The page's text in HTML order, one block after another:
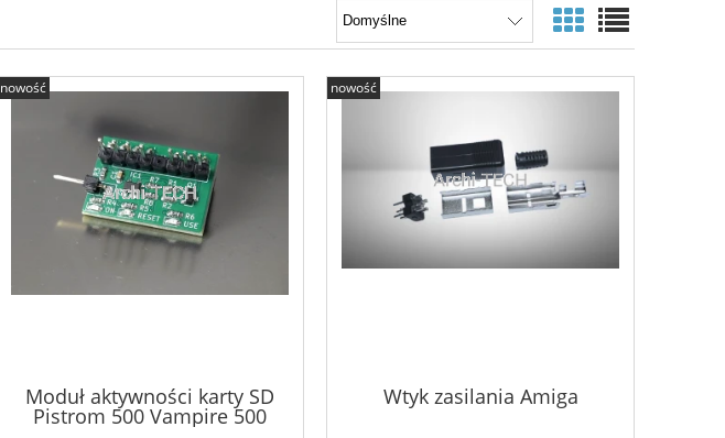
Moduł aktywności karty SD
Pistrom 500 Vampire 500
nowość
Wtyk zasilania Amiga
nowość